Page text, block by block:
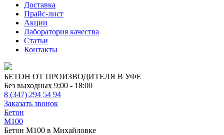
Доставка
Прайс-лист
Акции
Лаборатория качества
Статьи
Контакты
БЕТОН ОТ ПРОИЗВОДИТЕЛЯ В УФЕ
Без выходных 9:00 - 18:00
8 (347) 294 54 94
Заказать звонок
Бетон
М100
Бетон М100 в Михайловке